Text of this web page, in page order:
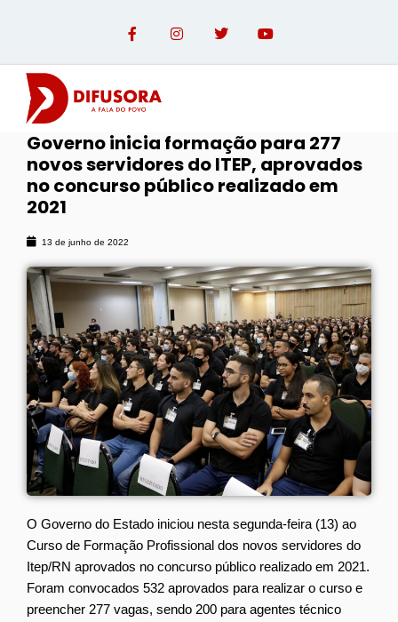
Governo inicia formação para 277
novos servidores do ITEP, aprovados
no concurso público realizado em
2021
13 de junho de 2022
O Governo do Estado iniciou nesta segunda-feira (13) ao
Curso de Formação Profissional dos novos servidores do
Itep/RN aprovados no concurso público realizado em 2021.
Foram convocados 532 aprovados para realizar o curso e
preencher 277 vagas, sendo 200 para agentes técnico